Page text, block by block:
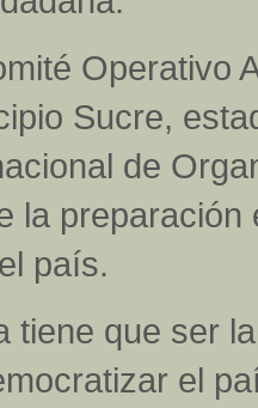
Operativo
Sucre,
de
la
país.
tiene que ser
el